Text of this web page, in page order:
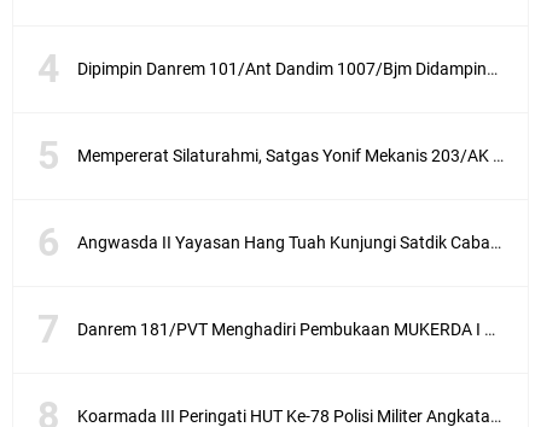
Dipimpin Danrem 101/Ant Dandim 1007/Bjm Didampingi Ketua Persit KCK Cabang XXX Koorcab Rem 101 PD VI/Mlw Hadiri Sertijab Dandim 1002/HSS
Mempererat Silaturahmi, Satgas Yonif Mekanis 203/AK Laksanakan Anjangsana Bersama Babinsa
Angwasda II Yayasan Hang Tuah Kunjungi Satdik Cabang Surabaya
Danrem 181/PVT Menghadiri Pembukaan MUKERDA I Majelis Daerah GPdI Provinsi PBD
Koarmada III Peringati HUT Ke-78 Polisi Militer Angkatan Laut